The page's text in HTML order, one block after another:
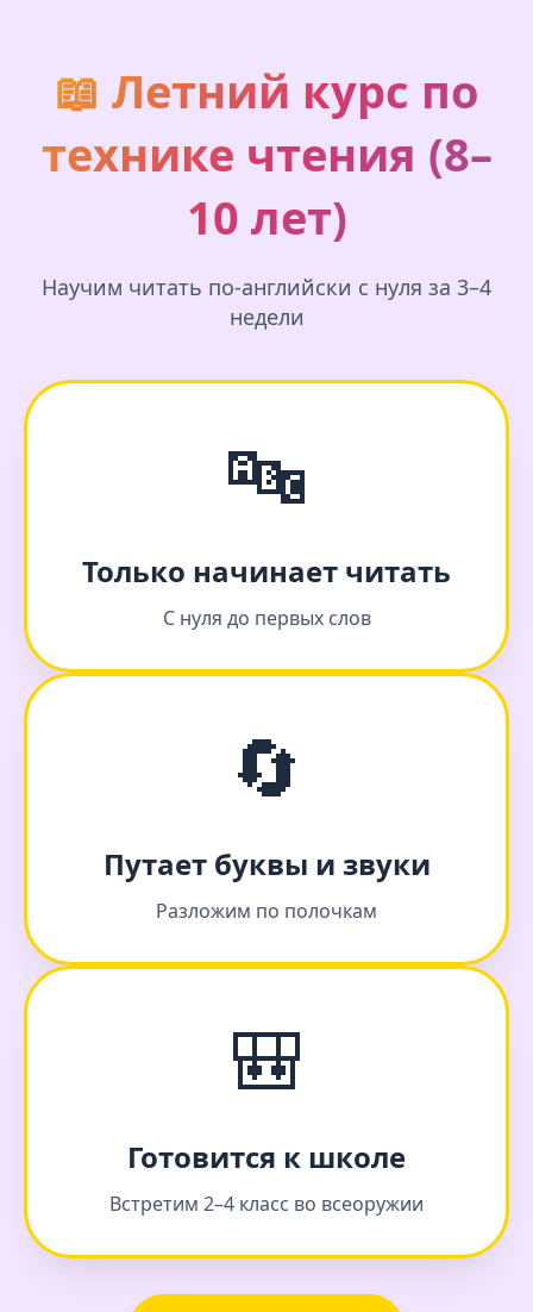
📖 Летний курс по
технике чтения (8–
10 лет)
Научим читать по-английски с нуля за 3–4
недели
🔤
Только начинает читать
С нуля до первых слов
🔄
Путает буквы и звуки
Разложим по полочкам
🎒
Готовится к школе
Встретим 2–4 класс во всеоружии